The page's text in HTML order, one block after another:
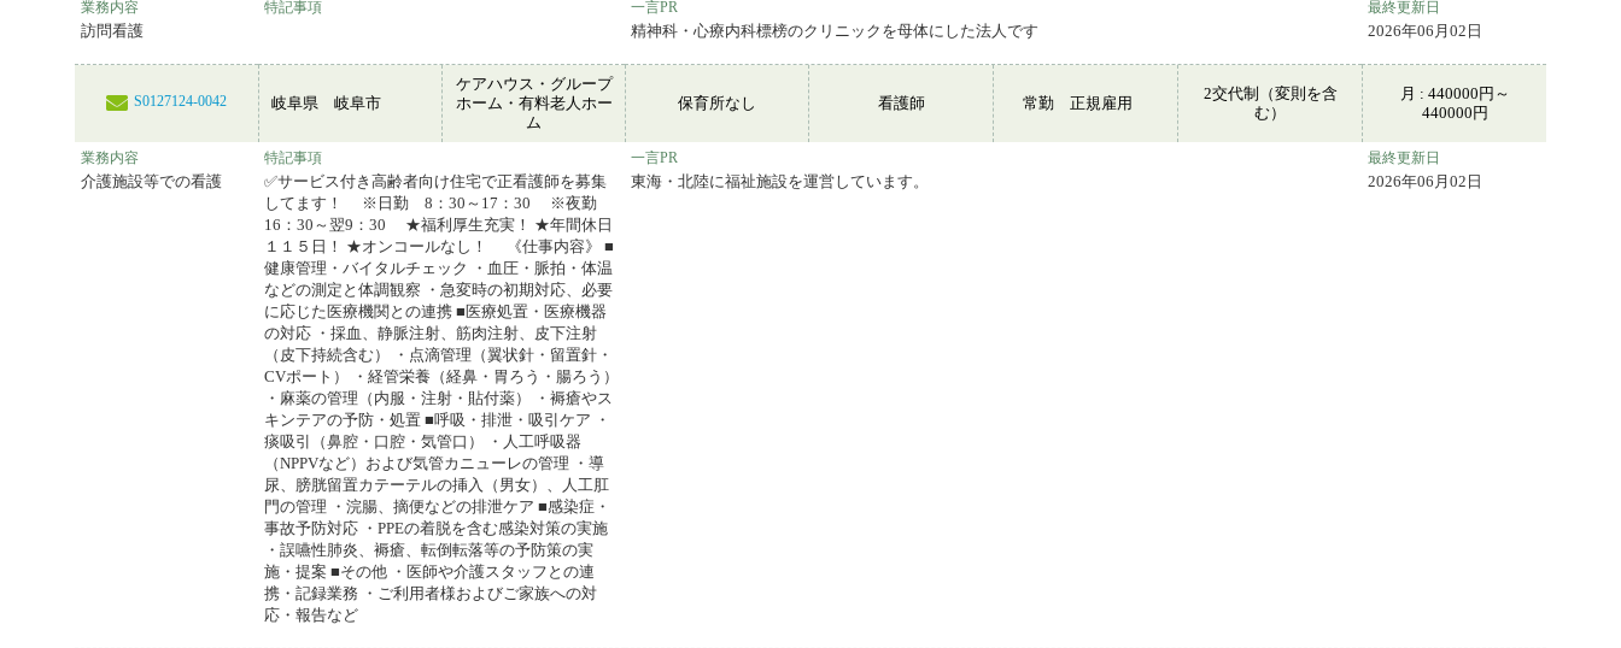
業務内容
訪問看護
特記事項 一言PR
精神科・心療内科標榜のクリニックを母体にした法人です
最終更新日
2026年06月02日
S0127124-0042 岐阜県 岐阜市
ケアハウス・グループ
ホーム・有料老人ホー
ム
保育所なし 看護師 常勤 正規雇用
2交代制（変則を含
む）
月 : 440000円～
440000円
業務内容
介護施設等での看護
特記事項
✅サービス付き高齢者向け住宅で正看護師を募集
してます！ ※日勤 8：30～17：30 ※夜勤
16：30～翌9：30 ★福利厚生充実！ ★年間休日
１１５日！ ★オンコールなし！ 《仕事内容》 ■
健康管理・バイタルチェック ・血圧・脈拍・体温
などの測定と体調観察 ・急変時の初期対応、必要
に応じた医療機関との連携 ■医療処置・医療機器
の対応 ・採血、静脈注射、筋肉注射、皮下注射
（皮下持続含む） ・点滴管理（翼状針・留置針・
CVポート） ・経管栄養（経鼻・胃ろう・腸ろう）
・麻薬の管理（内服・注射・貼付薬） ・褥瘡やス
キンテアの予防・処置 ■呼吸・排泄・吸引ケア ・
痰吸引（鼻腔・口腔・気管口） ・人工呼吸器
（NPPVなど）および気管カニューレの管理 ・導
尿、膀胱留置カテーテルの挿入（男女）、人工肛
門の管理 ・浣腸、摘便などの排泄ケア ■感染症・
事故予防対応 ・PPEの着脱を含む感染対策の実施
・誤嚥性肺炎、褥瘡、転倒転落等の予防策の実
施・提案 ■その他 ・医師や介護スタッフとの連
携・記録業務 ・ご利用者様およびご家族への対
応・報告など
一言PR
東海・北陸に福祉施設を運営しています。
最終更新日
2026年06月02日